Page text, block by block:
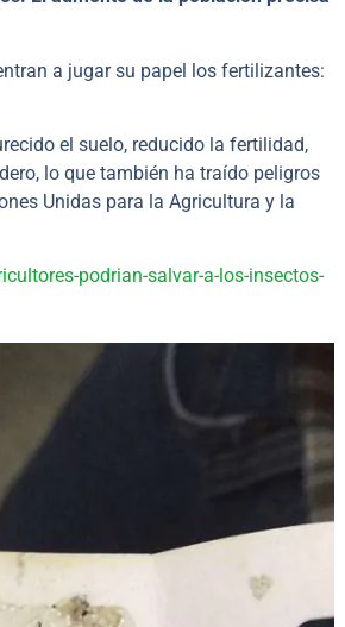
a jugar su papel los fertilizantes:
el suelo, reducido la fertilidad,
lo que también ha traído peligros
Unidas para la Agricultura y la
podrian-salvar-a-los-insectos-